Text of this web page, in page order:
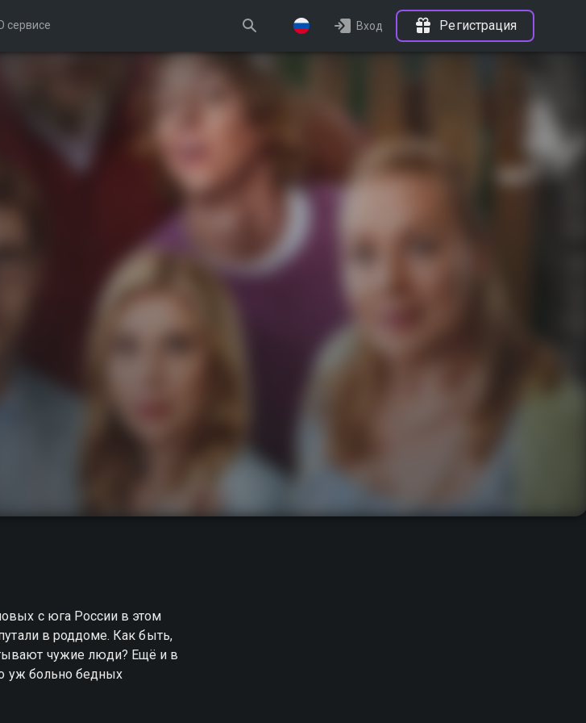
сервисе Вход Регистрация
с юга России в этом
в роддоме. Как быть,
чужие люди? Ещё и в
уж больно бедных